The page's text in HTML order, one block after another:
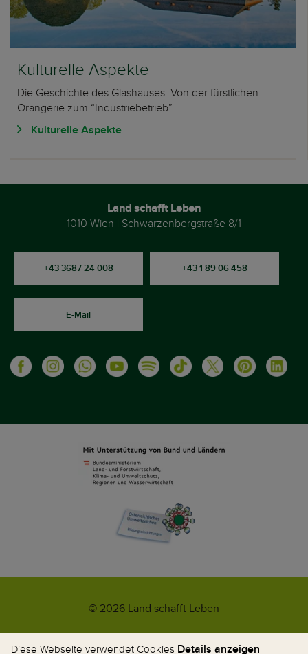
Kulturelle Aspekte
Die Geschichte des Glashauses: Von der fürstlichen
Orangerie zum “Industriebetrieb”
Kulturelle Aspekte
Land schafft Leben
1010 Wien | Schwarzenbergstraße 8/1
+43 3687 24 008 +43 1 89 06 458
E-Mail
© 2026 Land schafft Leben
Impressum AGB Kontakt Datenschutz
Umweltzeichen
Diese Webseite verwendet Cookies Details anzeigen